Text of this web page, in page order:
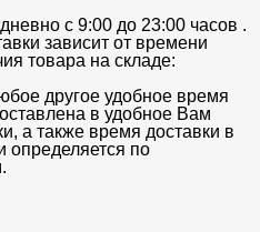
с 9:00 до 23:00 часов .
зависит от времени
товара на складе:
другое удобное время
в удобное Вам
а также время доставки в
определяется по